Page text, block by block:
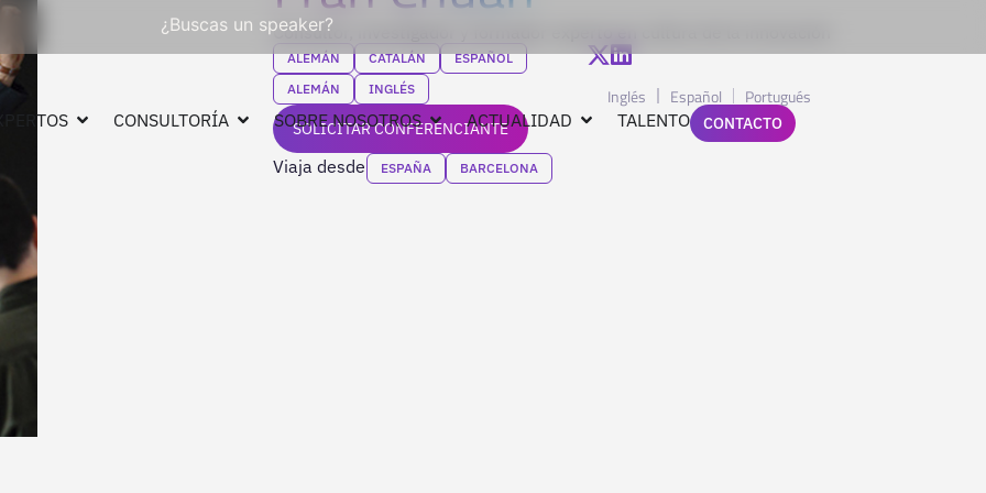
¿Buscas un speaker?
CONSULTORÍA SOBRE NOSOTROS ACTUALIDAD TALENTO
Inglés Español Portugués
CONTACTO
Consultor, investigador y formador experto en cultura de la innovación
ALEMÁN CATALÁN
ESPAÑOL
ALEMÁN
INGLÉS
SOLICITAR CONFERENCIANTE
Viaja desde ESPAÑA BARCELONA